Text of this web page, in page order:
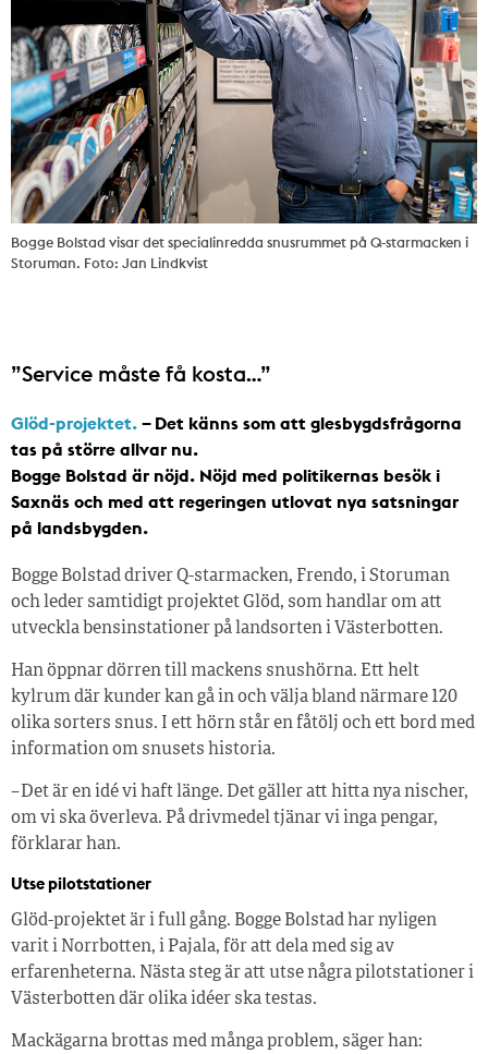
Bogge Bolstad visar det specialinredda snusrummet på Q-starmacken i
Storuman. Foto: Jan Lindkvist
”Service måste få kosta…”
Glöd-projektet. – Det känns som att glesbygdsfrågorna
tas på större allvar nu.
Bogge Bolstad är nöjd. Nöjd med politikernas besök i
Saxnäs och med att regeringen utlovat nya satsningar
på landsbygden.
Bogge Bolstad driver Q-starmacken, Frendo, i Storuman
och leder samtidigt projektet Glöd, som handlar om att
utveckla bensinstationer på landsorten i Västerbotten.
Han öppnar dörren till mackens snushörna. Ett helt
kylrum där kunder kan gå in och välja bland närmare 120
olika sorters snus. I ett hörn står en fåtölj och ett bord med
information om snusets historia.
– Det är en idé vi haft länge. Det gäller att hitta nya nischer,
om vi ska överleva. På drivmedel tjänar vi inga pengar,
förklarar han.
Utse pilotstationer
Glöd-projektet är i full gång. Bogge Bolstad har nyligen
varit i Norrbotten, i Pajala, för att dela med sig av
erfarenheterna. Nästa steg är att utse några pilotstationer i
Västerbotten där olika idéer ska testas.
Mackägarna brottas med många problem, säger han: